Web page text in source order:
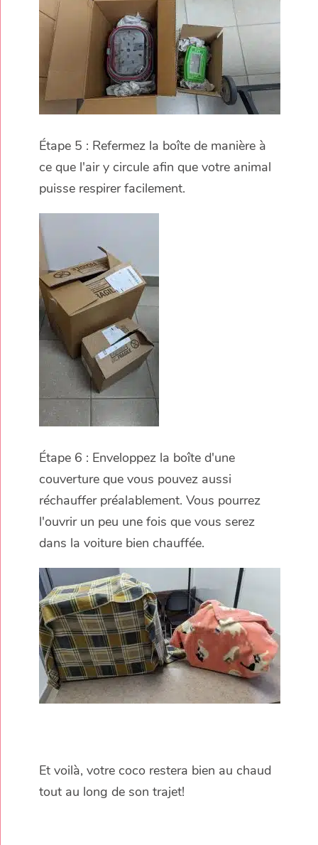
Étape 5 : Refermez la boîte de manière à
ce que l'air y circule afin que votre animal
puisse respirer facilement.
Étape 6 : Enveloppez la boîte d'une
couverture que vous pouvez aussi
réchauffer préalablement. Vous pourrez
l'ouvrir un peu une fois que vous serez
dans la voiture bien chauffée.
Et voilà, votre coco restera bien au chaud
tout au long de son trajet!